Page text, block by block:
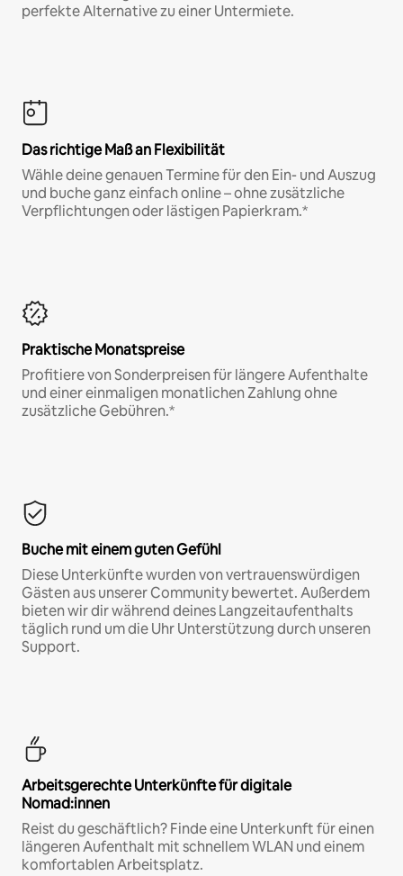
perfekte Alternative zu einer Untermiete.
Das richtige Maß an Flexibilität
Wähle deine genauen Termine für den Ein- und Auszug
und buche ganz einfach online – ohne zusätzliche
Verpflichtungen oder lästigen Papierkram.*
Praktische Monatspreise
Profitiere von Sonderpreisen für längere Aufenthalte
und einer einmaligen monatlichen Zahlung ohne
zusätzliche Gebühren.*
Buche mit einem guten Gefühl
Diese Unterkünfte wurden von vertrauenswürdigen
Gästen aus unserer Community bewertet. Außerdem
bieten wir dir während deines Langzeitaufenthalts
täglich rund um die Uhr Unterstützung durch unseren
Support.
Arbeitsgerechte Unterkünfte für digitale
Nomad:innen
Reist du geschäftlich? Finde eine Unterkunft für einen
längeren Aufenthalt mit schnellem WLAN und einem
komfortablen Arbeitsplatz.